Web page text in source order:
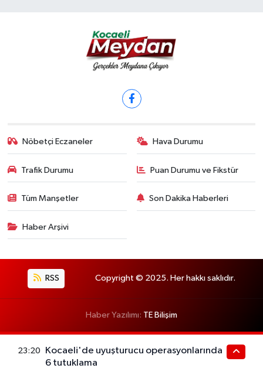
Nöbetçi Eczaneler Hava Durumu
Trafik Durumu Puan Durumu ve Fikstür
Tüm Manşetler Son Dakika Haberleri
Haber Arşivi
RSS Copyright © 2025. Her hakkı saklıdır.
Haber Yazılımı: TE Bilişim
23:20
Kocaeli'de uyuşturucu operasyonlarında
6 tutuklama